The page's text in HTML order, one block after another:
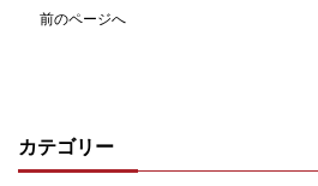
カテゴリー
前のページへ